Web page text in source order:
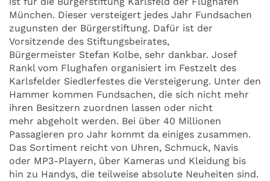
München. Dieser versteigert jedes Jahr Fundsachen
zugunsten der Bürgerstiftung. Dafür ist der
Vorsitzende des Stiftungsbeirates,
Bürgermeister Stefan Kolbe, sehr dankbar. Josef
Rankl vom Flughafen organisiert im Festzelt des
Karlsfelder Siedlerfestes die Versteigerung. Unter den
Hammer kommen Fundsachen, die sich nicht mehr
ihren Besitzern zuordnen lassen oder nicht
mehr abgeholt werden. Bei über 40 Millionen
Passagieren pro Jahr kommt da einiges zusammen.
Das Sortiment reicht von Uhren, Schmuck, Navis
oder MP3-Playern, über Kameras und Kleidung bis
hin zu Handys, die teilweise absolute Neuheiten sind.